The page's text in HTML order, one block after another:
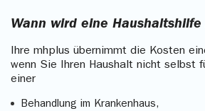
Wann wird eine
Ihre mhplus übernimmt die Kosten
wenn Sie Ihren Haushalt nicht selbst
einer
Behandlung im Krankenhaus,